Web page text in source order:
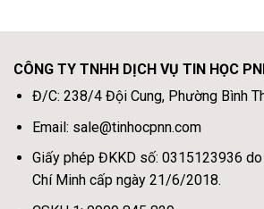
CÔNG TY TNHH DỊCH VỤ TIN HỌC
Đ/C: 238/4 Đội Cung, Phường Bình
Email: sale@tinhocpnn.com
Giấy phép ĐKKD số: 0315123936
Chí Minh cấp ngày 21/6/2018.